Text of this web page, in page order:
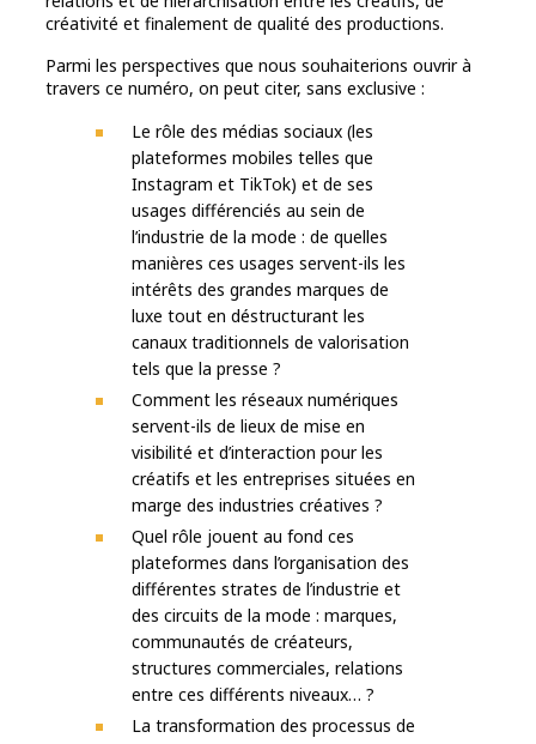
créativité et finalement de qualité des productions.
Parmi les perspectives que nous souhaiterions ouvrir à
travers ce numéro, on peut citer, sans exclusive :
Le rôle des médias sociaux (les
plateformes mobiles telles que
Instagram et TikTok) et de ses
usages différenciés au sein de
l’industrie de la mode : de quelles
manières ces usages servent-ils les
intérêts des grandes marques de
luxe tout en déstructurant les
canaux traditionnels de valorisation
tels que la presse ?
Comment les réseaux numériques
servent-ils de lieux de mise en
visibilité et d’interaction pour les
créatifs et les entreprises situées en
marge des industries créatives ?
Quel rôle jouent au fond ces
plateformes dans l’organisation des
différentes strates de l’industrie et
des circuits de la mode : marques,
communautés de créateurs,
structures commerciales, relations
entre ces différents niveaux… ?
La transformation des processus de